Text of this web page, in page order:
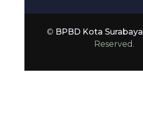
© BPBD Kota Surabaya
Reserved.